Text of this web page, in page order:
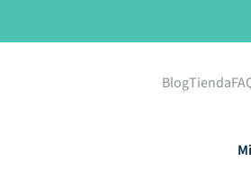
BlogTienda